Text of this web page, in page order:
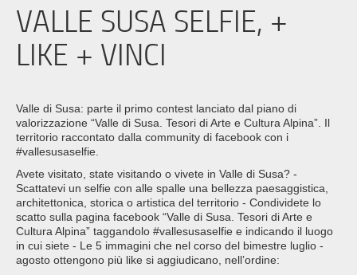
EVENTI
CONTATTI
PRESS
VALLE SUSA SELFIE, +
LIKE + VINCI
Valle di Susa: parte il primo contest lanciato dal piano di
valorizzazione “Valle di Susa. Tesori di Arte e Cultura Alpina”. Il
territorio raccontato dalla community di facebook con i
#vallesusaselfie.
Avete visitato, state visitando o vivete in Valle di Susa? -
Scattatevi un selfie con alle spalle una bellezza paesaggistica,
architettonica, storica o artistica del territorio - Condividete lo
scatto sulla pagina facebook “Valle di Susa. Tesori di Arte e
Cultura Alpina” taggandolo #vallesusaselfie e indicando il luogo
in cui siete - Le 5 immagini che nel corso del bimestre luglio -
agosto ottengono più like si aggiudicano, nell’ordine: